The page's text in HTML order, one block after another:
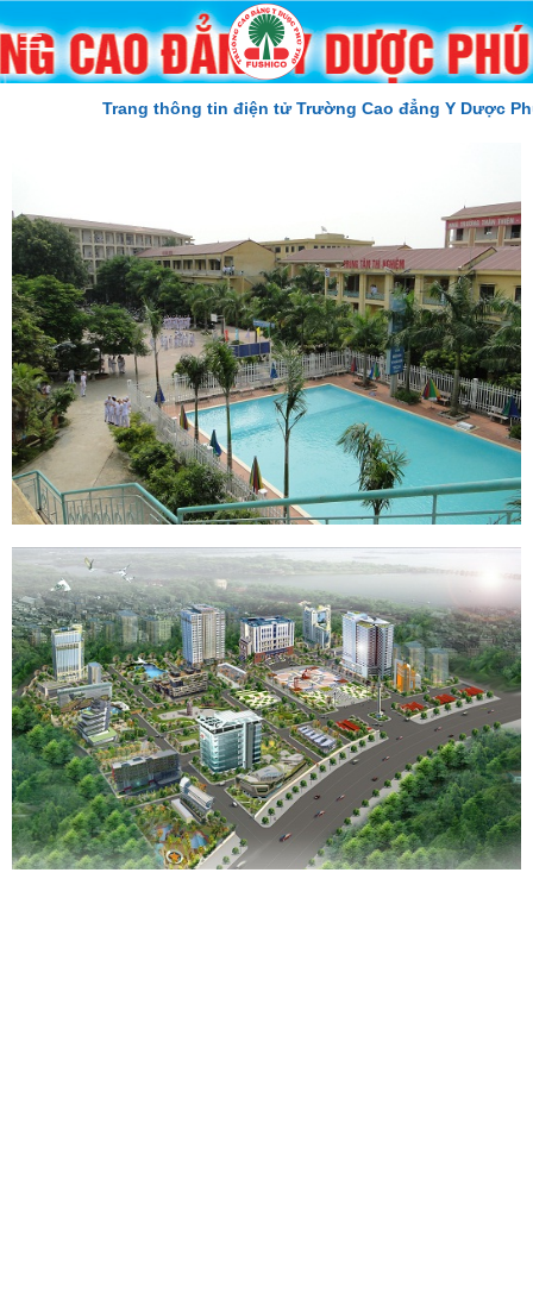
to
content
Trang thông tin điện tử Trường Cao đẳng Y Dược Phú